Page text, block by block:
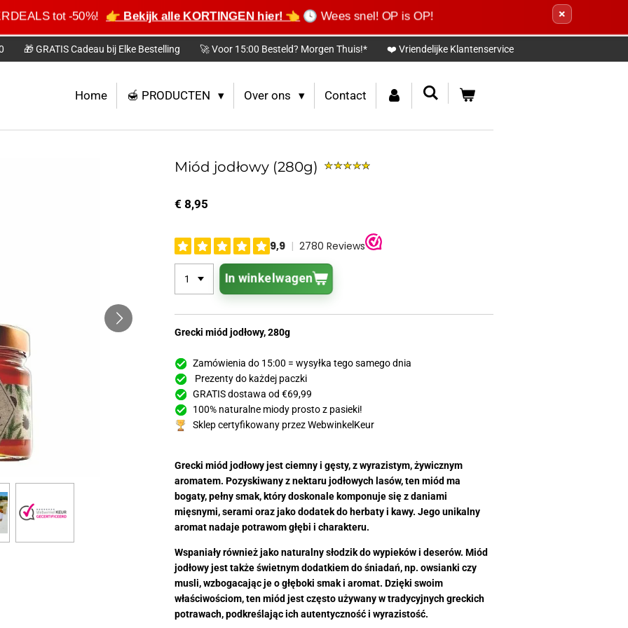
tot -50%! 👉 Bekijk alle KORTINGEN hier! 👈 🕓 Wees snel! OP is OP! ×
🎁 GRATIS Cadeau bij Elke Bestelling 🚀 Voor 15:00 Besteld? Morgen Thuis!* ❤️ Vriendelijke Klantenservice
Home 🍯 PRODUCTEN Over ons Contact
Miód jodłowy (280g)
€ 8,95
In winkelwagen
Grecki miód jodłowy, 280g
Zamówienia do 15:00 = wysyłka tego samego dnia
Prezenty do każdej paczki
GRATIS dostawa od €69,99
100% naturalne miody prosto z pasieki!
Sklep certyfikowany przez WebwinkelKeur
Grecki miód jodłowy jest ciemny i gęsty, z wyrazistym, żywicznym
aromatem. Pozyskiwany z nektaru jodłowych lasów, ten miód ma
bogaty, pełny smak, który doskonale komponuje się z daniami
mięsnymi, serami oraz jako dodatek do herbaty i kawy. Jego unikalny
aromat nadaje potrawom głębi i charakteru.
Wspaniały również jako naturalny słodzik do wypieków i deserów. Miód
jodłowy jest także świetnym dodatkiem do śniadań, np. owsianki czy
musli, wzbogacając je o głęboki smak i aromat. Dzięki swoim
właściwościom, ten miód jest często używany w tradycyjnych greckich
potrawach, podkreślając ich autentyczność i wyrazistość.